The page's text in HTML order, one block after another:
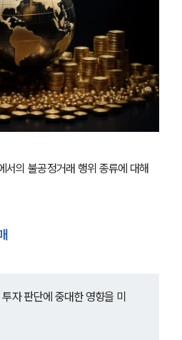
서의 불공정거래 행위 종류에 대해
자 판단에 중대한 영향을 미